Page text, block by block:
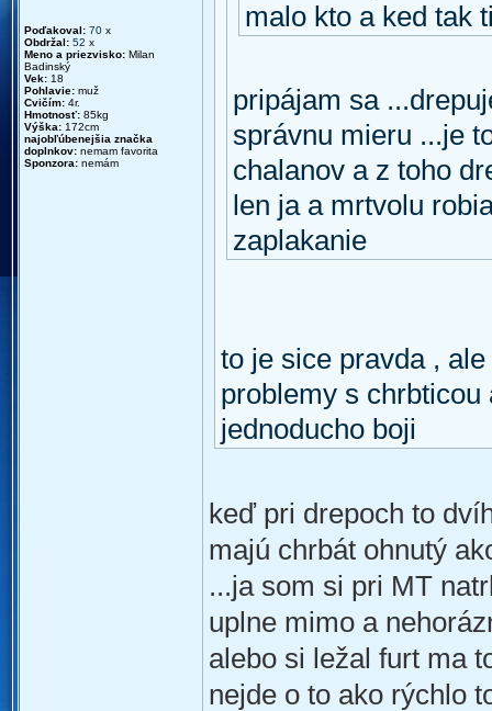
Poďakoval: 70 x
Obdržal: 52 x
Meno a priezvisko: Milan
Badinský
Vek: 18
Pohlavie: muž
Cvičím: 4r.
Hmotnosť: 85kg
Výška: 172cm
najobľúbenejšia značka
doplnkov: nemam favorita
Sponzora: nemám
malo kto a ked tak
pripájam sa
správnu mieru ...je
chalanov a z toho
len ja a mrtvolu
zaplakanie
to je sice pravda ,
problemy s
jednoducho boji
keď pri drepoch to
majú chrbát ohnutý
...ja som si pri MT
uplne mimo a
alebo si ležal furt ma
nejde o to ako rýchlo